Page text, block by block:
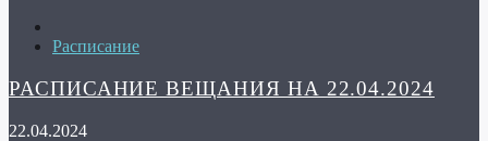
Расписание
РАСПИСАНИЕ ВЕЩАНИЯ НА 22.04.2024
22.04.2024